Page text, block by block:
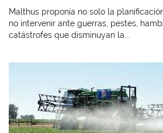
Malthus proponía no solo la
no intervenir ante guerras, pestes,
catástrofes que disminuyan la...